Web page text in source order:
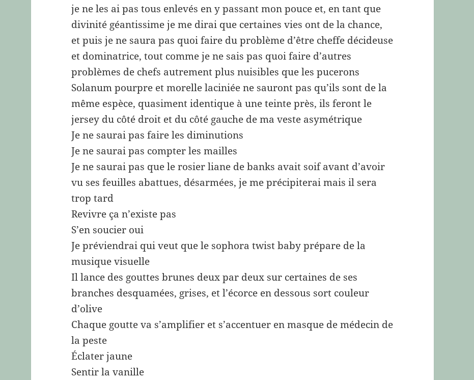
je ne les ai pas tous enlevés en y passant mon pouce et, en tant que
divinité géantissime je me dirai que certaines vies ont de la chance,
et puis je ne saura pas quoi faire du problème d’être cheffe décideuse
et dominatrice, tout comme je ne sais pas quoi faire d’autres
problèmes de chefs autrement plus nuisibles que les pucerons
Solanum pourpre et morelle laciniée ne sauront pas qu’ils sont de la
même espèce, quasiment identique à une teinte près, ils feront le
jersey du côté droit et du côté gauche de ma veste asymétrique
Je ne saurai pas faire les diminutions
Je ne saurai pas compter les mailles
Je ne saurai pas que le rosier liane de banks avait soif avant d’avoir
vu ses feuilles abattues, désarmées, je me précipiterai mais il sera
trop tard
Revivre ça n’existe pas
S’en soucier oui
Je préviendrai qui veut que le sophora twist baby prépare de la
musique visuelle
Il lance des gouttes brunes deux par deux sur certaines de ses
branches desquamées, grises, et l’écorce en dessous sort couleur
d’olive
Chaque goutte va s’amplifier et s’accentuer en masque de médecin de
la peste
Éclater jaune
Sentir la vanille